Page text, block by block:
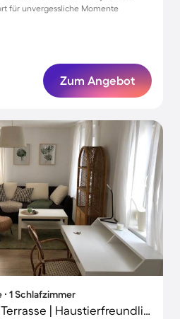
für unvergessliche Momente
Zum Angebot
1 Schlafzimmer
Ferienwohnung mit Terrasse | Haustierfreundlich